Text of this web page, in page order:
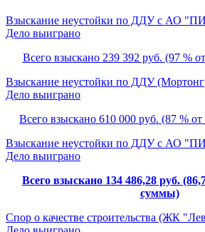
Взыскание неустойки по ДДУ с АО
Дело выиграно
Всего взыскано 239 392 руб. (97 %
Взыскание неустойки по ДДУ
Дело выиграно
Всего взыскано 610 000 руб. (87 %
Взыскание неустойки по ДДУ с АО
Дело выиграно
Всего взыскано 134 486,28 руб.
суммы)
Спор о качестве строительства (ЖК